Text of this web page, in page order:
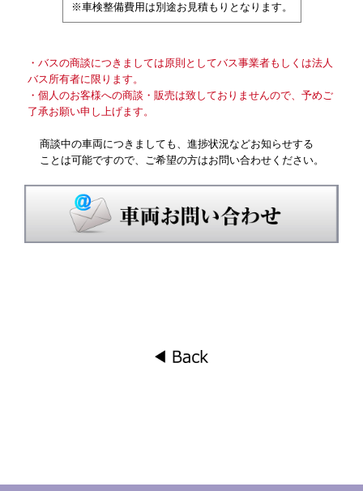
※車検整備費用は別途お見積もりとなります。
・バスの商談につきましては原則としてバス事業者もしくは法人
バス所有者に限ります。
・個人のお客様への商談・販売は致しておりませんので、予めご
了承お願い申し上げます。
商談中の車両につきましても、進捗状況などお知らせする
ことは可能ですので、ご希望の方はお問い合わせください。